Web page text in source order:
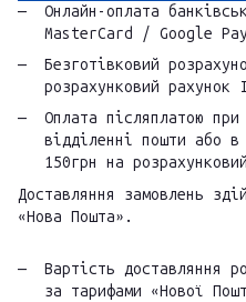
Онлайн-оплата
MasterCard / Google
Безготівковий
розрахунковий рахунок
Оплата післяплатою
відділенні пошти або
150грн на
Доставляння замовлень
«Нова Пошта».
Вартість доставляння
за тарифами «Нової